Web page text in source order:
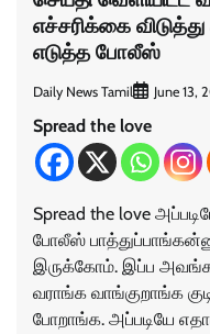
எச்சரிக்கை
எடுத்த போலீஸ்
Daily News Tamil June 13,
Spread the love
Spread the love
போலீஸ்
இருக்கோம். இப்ப அவங்க
வராங்க வாங்குறாங்க
போறாங்க. அப்படியே